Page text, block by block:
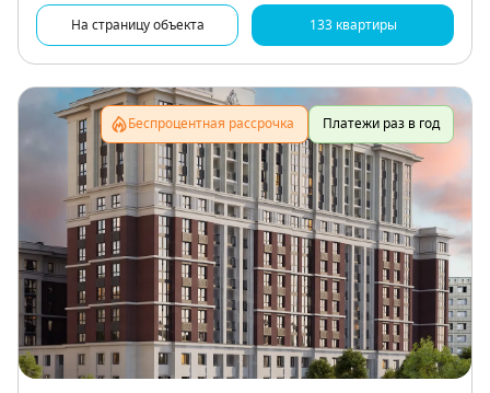
На страницу объекта 133 квартиры
Беспроцентная рассрочка Платежи раз в год